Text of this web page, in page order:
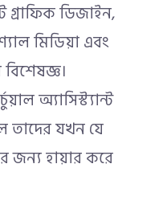
গ্রাফিক ডিজাইন,
মিডিয়া এবং
বিশেষজ্ঞ।
অ্যাসিস্ট্যান্ট
তাদের যখন যে
জন্য হায়ার করে